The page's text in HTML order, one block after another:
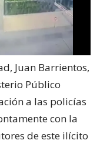
Juan Barrientos,
Público
a las policías
con la
de este ilícito